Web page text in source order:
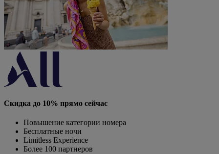
Скидка до 10% прямо сейчас
Повышение категории номера
Бесплатные ночи
Limitless Experience
Более 100 партнеров